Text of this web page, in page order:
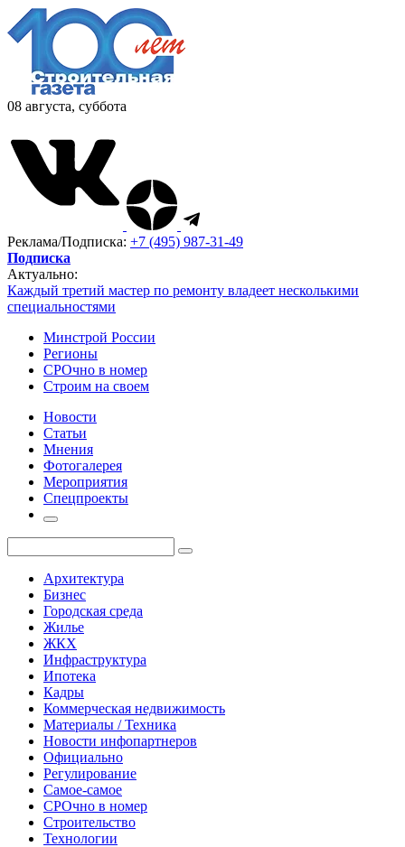
08 августа, суббота
Реклама/Подписка: +7 (495) 987-31-49
Подписка
Актуально:
Каждый третий мастер по ремонту владеет несколькими
специальностями
Минстрой России
Регионы
СРОчно в номер
Строим на своем
Новости
Статьи
Мнения
Фотогалерея
Мероприятия
Спецпроекты
Архитектура
Бизнес
Городская среда
Жилье
ЖКХ
Инфраструктура
Ипотека
Кадры
Коммерческая недвижимость
Материалы / Техника
Новости инфопартнеров
Официально
Регулирование
Самое-самое
СРОчно в номер
Строительство
Технологии